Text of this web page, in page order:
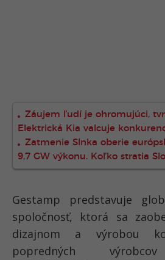
Záujem ľudí je ohromujúci,
Elektrická Kia valcuje
Zatmenie Slnka oberie
9,7 GW výkonu. Koľko stratia
Gestamp predstavuje
spoločnosť, ktorá sa
dizajnom a výrobou
popredných